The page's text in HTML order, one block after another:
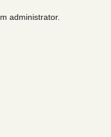
administrator.